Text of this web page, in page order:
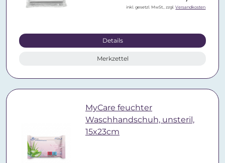
inkl. gesetzl. MwSt., zzgl.Versandkosten
Details
Merkzettel
MyCare feuchter
Waschhandschuh, unsteril,
15x23cm